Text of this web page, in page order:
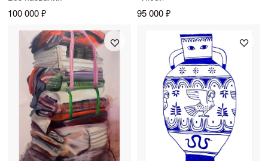
100 000 ₽ 95 000 ₽